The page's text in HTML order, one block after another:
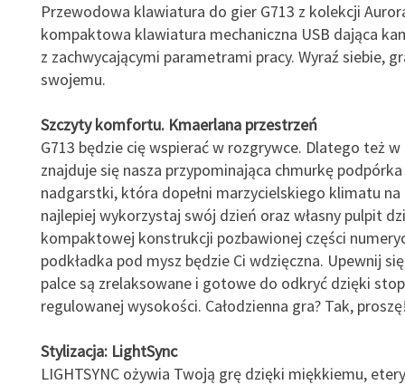
Przewodowa klawiatura do gier G713 z kolekcji
kompaktowa klawiatura mechaniczna USB dająca
z zachwycającymi parametrami pracy. Wyraź siebie,
swojemu.
Szczyty komfortu. Kmaerlana przestrzeń
G713 będzie cię wspierać w rozgrywce. Dlatego też
znajduje się nasza przypominająca chmurkę
nadgarstki, która dopełni marzycielskiego klimatu na
najlepiej wykorzystaj swój dzień oraz własny pulpit
kompaktowej konstrukcji pozbawionej części
podkładka pod mysz będzie Ci wdzięczna. Upewnij
palce są zrelaksowane i gotowe do odkryć dzięki
regulowanej wysokości. Całodzienna gra? Tak,
Stylizacja: LightSync
LIGHTSYNC ożywia Twoją grę dzięki miękkiemu,